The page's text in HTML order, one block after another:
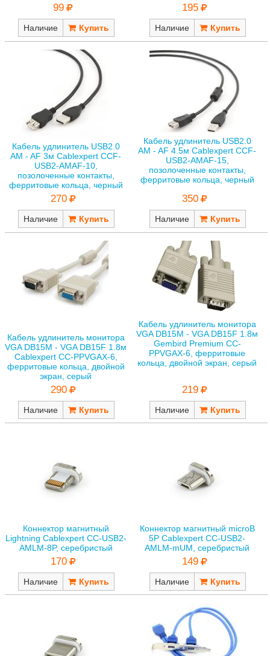
99
Наличие
195
Наличие
Кабель удлинитель USB2.0
AM - AF 3м Cablexpert CCF-
USB2-AMAF-10,
позолоченные контакты,
ферритовые кольца, черный
270
Наличие
Кабель удлинитель USB2.0
AM - AF 4.5м Cablexpert CCF-
USB2-AMAF-15,
позолоченные контакты,
ферритовые кольца, черный
350
Наличие
Кабель удлинитель монитора
VGA DB15M - VGA DB15F 1.8м
Cablexpert CC-PPVGAX-6,
ферритовые кольца, двойной
экран, серый
290
Наличие
Кабель удлинитель монитора
VGA DB15M - VGA DB15F 1.8м
Gembird Premium CC-
PPVGAX-6, ферритовые
кольца, двойной экран, серый
219
Наличие
Коннектор магнитный
Lightning Cablexpert CC-USB2-
AMLM-8P, серебристый
170
Наличие
Коннектор магнитный microB
5P Cablexpert CC-USB2-
AMLM-mUM, серебристый
149
Наличие